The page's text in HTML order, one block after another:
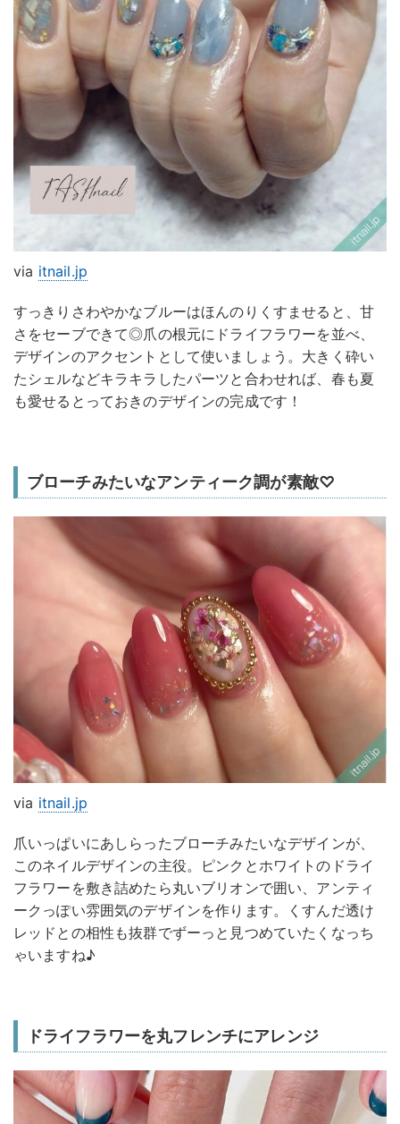
via itnail.jp
すっきりさわやかなブルーはほんのりくすませると、甘
さをセーブできて◎爪の根元にドライフラワーを並べ、
デザインのアクセントとして使いましょう。大きく砕い
たシェルなどキラキラしたパーツと合わせれば、春も夏
も愛せるとっておきのデザインの完成です！
ブローチみたいなアンティーク調が素敵♡
via itnail.jp
爪いっぱいにあしらったブローチみたいなデザインが、
このネイルデザインの主役。ピンクとホワイトのドライ
フラワーを敷き詰めたら丸いブリオンで囲い、アンティ
ークっぽい雰囲気のデザインを作ります。くすんだ透け
レッドとの相性も抜群でずーっと見つめていたくなっち
ゃいますね♪
ドライフラワーを丸フレンチにアレンジ